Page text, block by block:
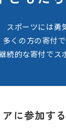
スポーツには勇
多くの方の寄付
続的な寄付でス
に参加する